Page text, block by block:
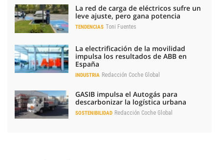
La red de carga de eléctricos sufre un
leve ajuste, pero gana potencia
TENDENCIAS Toni Fuentes
La electrificación de la movilidad
impulsa los resultados de ABB en
España
INDUSTRIA Redacción Coche Global
GASIB impulsa el Autogás para
descarbonizar la logística urbana
SOSTENIBILIDAD Redacción Coche Global